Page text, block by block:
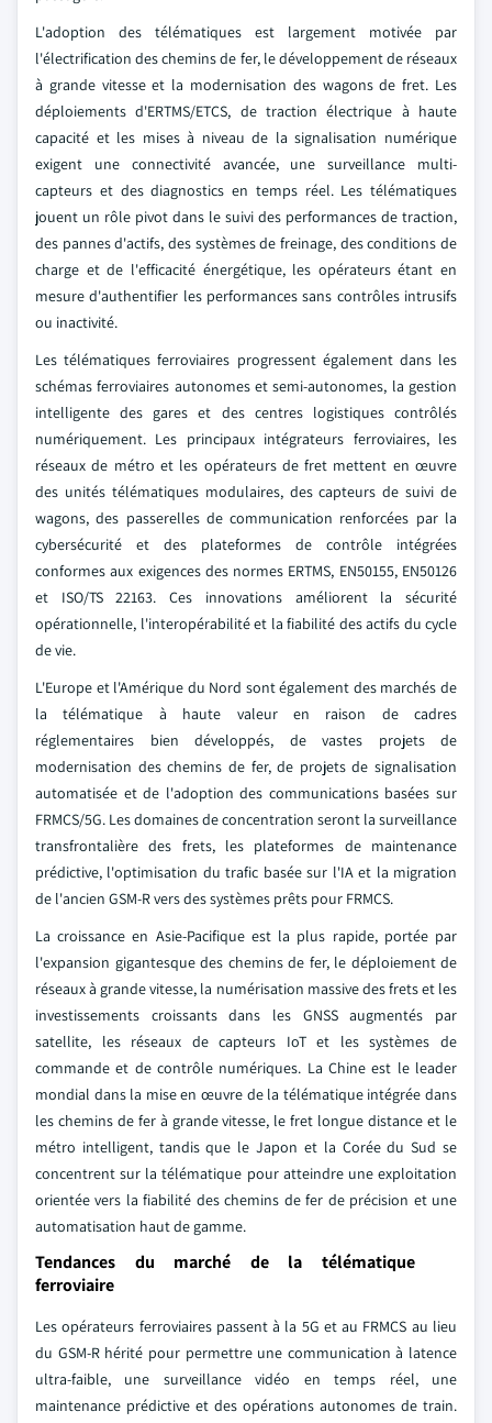
L'adoption des télématiques est largement motivée par
l'électrification des chemins de fer, le développement de réseaux
à grande vitesse et la modernisation des wagons de fret. Les
déploiements d'ERTMS/ETCS, de traction électrique à haute
capacité et les mises à niveau de la signalisation numérique
exigent une connectivité avancée, une surveillance multi-
capteurs et des diagnostics en temps réel. Les télématiques
jouent un rôle pivot dans le suivi des performances de traction,
des pannes d'actifs, des systèmes de freinage, des conditions de
charge et de l'efficacité énergétique, les opérateurs étant en
mesure d'authentifier les performances sans contrôles intrusifs
ou inactivité.
Les télématiques ferroviaires progressent également dans les
schémas ferroviaires autonomes et semi-autonomes, la gestion
intelligente des gares et des centres logistiques contrôlés
numériquement. Les principaux intégrateurs ferroviaires, les
réseaux de métro et les opérateurs de fret mettent en œuvre
des unités télématiques modulaires, des capteurs de suivi de
wagons, des passerelles de communication renforcées par la
cybersécurité et des plateformes de contrôle intégrées
conformes aux exigences des normes ERTMS, EN50155, EN50126
et ISO/TS 22163. Ces innovations améliorent la sécurité
opérationnelle, l'interopérabilité et la fiabilité des actifs du cycle
de vie.
L'Europe et l'Amérique du Nord sont également des marchés de
la télématique à haute valeur en raison de cadres
réglementaires bien développés, de vastes projets de
modernisation des chemins de fer, de projets de signalisation
automatisée et de l'adoption des communications basées sur
FRMCS/5G. Les domaines de concentration seront la surveillance
transfrontalière des frets, les plateformes de maintenance
prédictive, l'optimisation du trafic basée sur l'IA et la migration
de l'ancien GSM-R vers des systèmes prêts pour FRMCS.
La croissance en Asie-Pacifique est la plus rapide, portée par
l'expansion gigantesque des chemins de fer, le déploiement de
réseaux à grande vitesse, la numérisation massive des frets et les
investissements croissants dans les GNSS augmentés par
satellite, les réseaux de capteurs IoT et les systèmes de
commande et de contrôle numériques. La Chine est le leader
mondial dans la mise en œuvre de la télématique intégrée dans
les chemins de fer à grande vitesse, le fret longue distance et le
métro intelligent, tandis que le Japon et la Corée du Sud se
concentrent sur la télématique pour atteindre une exploitation
orientée vers la fiabilité des chemins de fer de précision et une
automatisation haut de gamme.
Tendances du marché de la télématique
ferroviaire
Les opérateurs ferroviaires passent à la 5G et au FRMCS au lieu
du GSM-R hérité pour permettre une communication à latence
ultra-faible, une surveillance vidéo en temps réel, une
maintenance prédictive et des opérations autonomes de train.